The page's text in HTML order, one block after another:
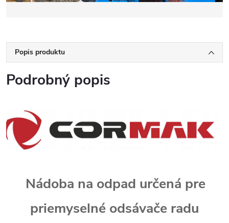
Popis produktu
Podrobný popis
Nádoba na odpad určená pre
priemyselné odsávače radu